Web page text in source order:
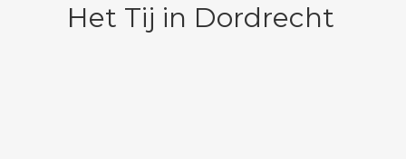
Het Tij in Dordrecht